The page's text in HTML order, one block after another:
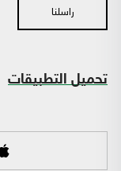
راسلنا
تحميل التطبيقات